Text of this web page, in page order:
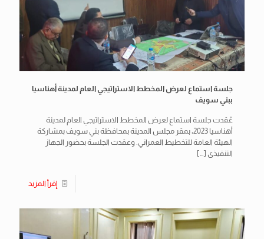
جلسة استماع لعرض المخطط الاستراتيجي العام لمدينة أهناسيا
ببني سويف
عُقدت جلسة استماع لعرض المخطط الاستراتيجي العام لمدينة
أهناسيا 2023، بمقر مجلس المدينة بمحافظة بني سويف بمشاركة
الهيئة العامة للتخطيط العمراني. وعقدت الجلسة بحضور الجهاز
التنفيذى […]
إقرأ المزيد